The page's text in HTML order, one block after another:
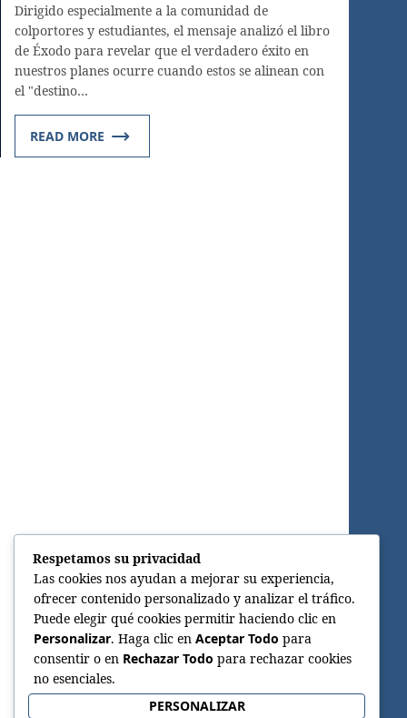
Dirigido especialmente a la comunidad de
colportores y estudiantes, el mensaje analizó el libro
de Éxodo para revelar que el verdadero éxito en
nuestros planes ocurre cuando estos se alinean con
el "destino…
READ MORE
Respetamos su privacidad
Las cookies nos ayudan a mejorar su experiencia,
ofrecer contenido personalizado y analizar el tráfico.
Puede elegir qué cookies permitir haciendo clic en
Personalizar. Haga clic en Aceptar Todo para
consentir o en Rechazar Todo para rechazar cookies
no esenciales.
PERSONALIZAR